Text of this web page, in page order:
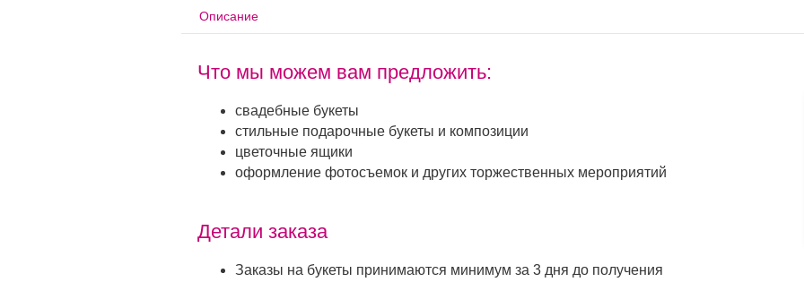
Описание
Что мы можем вам предложить:
свадебные букеты
стильные подарочные букеты и композиции
цветочные ящики
оформление фотосъемок и других торжественных мероприятий
Детали заказа
Заказы на букеты принимаются минимум за 3 дня до получения